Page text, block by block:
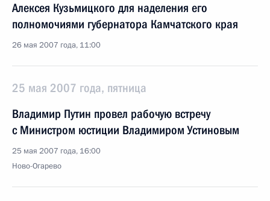
Алексея Кузьмицкого для наделения его
полномочиями губернатора Камчатского края
26 мая 2007 года, 11:00
25 мая 2007 года, пятница
Владимир Путин провел рабочую встречу
с Министром юстиции Владимиром Устиновым
25 мая 2007 года, 16:00
Ново-Огарево